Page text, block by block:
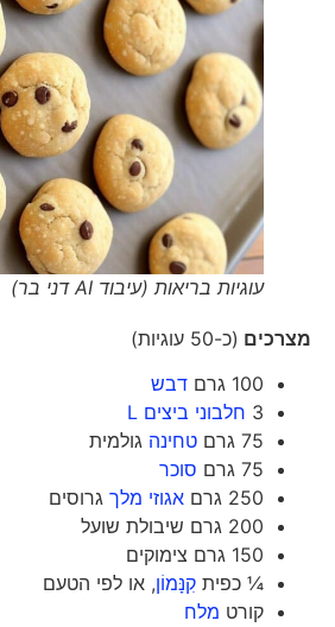
עוגיות בריאות (עיבוד AI דני בר)
מצרכים(כ-50 עוגיות)
100 גרם
דבש
3
חלבוני ביצים L
75 גרם
טחינהגולמית
75 גרם
סוכר
250 גרם
אגוזי מלךגרוסים
200 גרם שיבולת שועל
150 גרם צימוקים
¼ כפיתקִנָּמוֹן, או לפי הטעם
קורטמלח